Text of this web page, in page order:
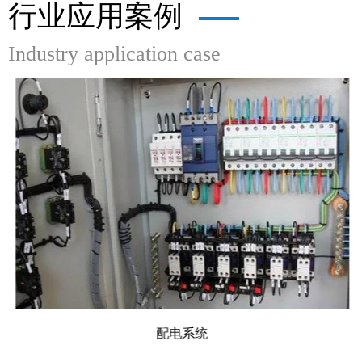
行业应用案例
Industry application case
配电系统